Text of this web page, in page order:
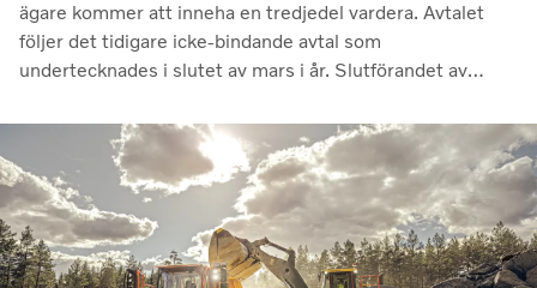
ägare kommer att inneha en tredjedel vardera. Avtalet
följer det tidigare icke-bindande avtal som
undertecknades i slutet av mars i år. Slutförandet av
godkännanden erhålls. Genom samarbetet avser parterna
att stärka cellcentrics position som en ledande utvecklare
och producent av bränslecellssystem för tunga
kommersiella tillämpningar.